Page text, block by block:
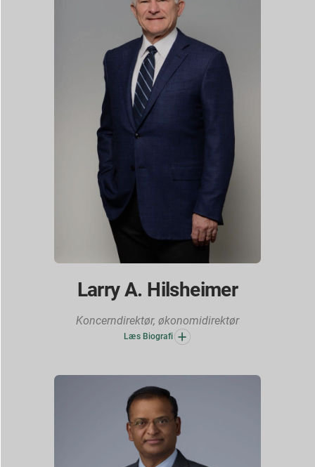
Larry A. Hilsheimer
Koncerndirektør, økonomidirektør
Læs Biografi